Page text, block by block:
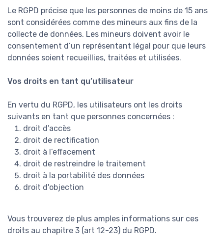
Le RGPD précise que les personnes de moins de 15 ans
sont considérées comme des mineurs aux fins de la
collecte de données. Les mineurs doivent avoir le
consentement d’un représentant légal pour que leurs
données soient recueillies, traitées et utilisées.
Vos droits en tant qu’utilisateur
En vertu du RGPD, les utilisateurs ont les droits
suivants en tant que personnes concernées :
droit d’accès
droit de rectification
droit à l’effacement
droit de restreindre le traitement
droit à la portabilité des données
droit d'objection
Vous trouverez de plus amples informations sur ces
droits au chapitre 3 (art 12-23) du RGPD.